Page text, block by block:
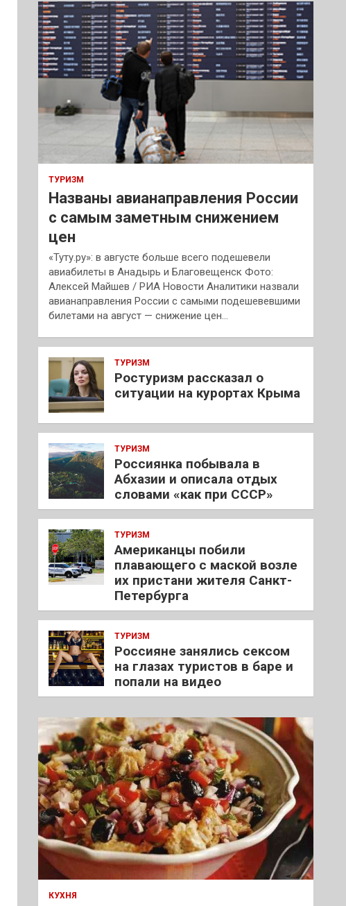
к
ТУРИЗМ
Названы авианаправления России
с самым заметным снижением
цен
«Туту.ру»: в августе больше всего подешевели
авиабилеты в Анадырь и Благовещенск Фото:
Алексей Майшев / РИА Новости Аналитики назвали
авианаправления России с самыми подешевевшими
билетами на август — снижение цен…
ТУРИЗМ
Ростуризм рассказал о
ситуации на курортах Крыма
ТУРИЗМ
Россиянка побывала в
Абхазии и описала отдых
словами «как при СССР»
ТУРИЗМ
Американцы побили
плавающего с маской возле
их пристани жителя Санкт-
Петербурга
ТУРИЗМ
Россияне занялись сексом
на глазах туристов в баре и
попали на видео
КУХНЯ